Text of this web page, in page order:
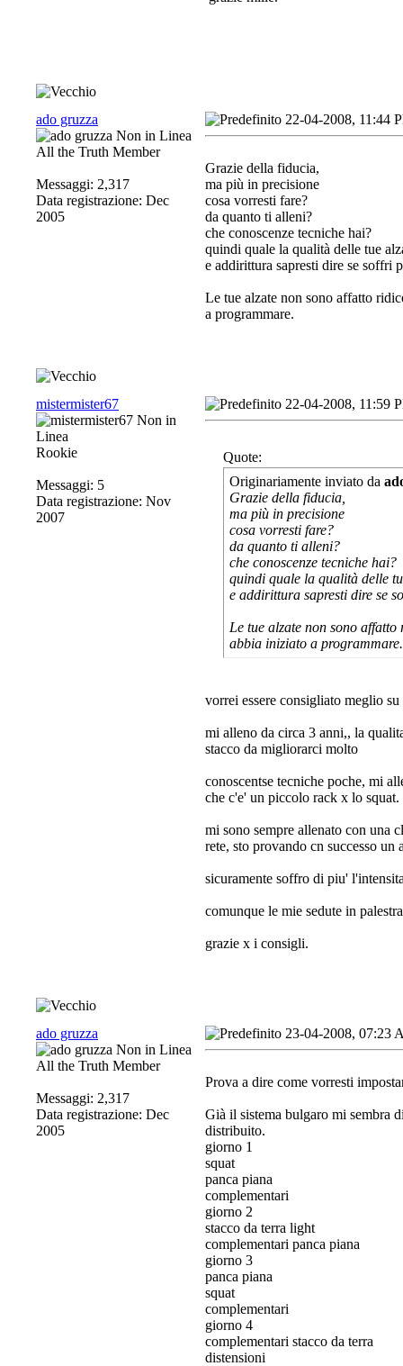
ado gruzza
All the Truth Member
Messaggi: 2,317
Data registrazione: Dec
2005
22-04-2008, 11:44
Grazie della fiducia,
ma più in precisione
cosa vorresti fare?
da quanto ti alleni?
che conoscenze tecniche hai?
quindi quale la qualità delle tue
e addirittura sapresti dire se soffri
Le tue alzate non sono affatto
a programmare.
mistermister67
Rookie
Messaggi: 5
Data registrazione: Nov
2007
22-04-2008, 11:59
Quote:
Originariamente inviato da
Grazie della fiducia,
ma più in precisione
cosa vorresti fare?
da quanto ti alleni?
che conoscenze tecniche hai?
quindi quale la qualità delle
e addirittura sapresti dire se
Le tue alzate non sono
abbia iniziato a programmare.
vorrei essere consigliato meglio
mi alleno da circa 3 anni,, la
stacco da migliorarci molto
conoscentse tecniche poche, mi
che c'e' un piccolo rack x lo squat.
mi sono sempre allenato con una
rete, sto provando cn successo
sicuramente soffro di piu'
comunque le mie sedute in
grazie x i consigli.
ado gruzza
All the Truth Member
Messaggi: 2,317
Data registrazione: Dec
2005
23-04-2008, 07:23
Prova a dire come vorresti
Già il sistema bulgaro mi sembra
distribuito.
giorno 1
squat
panca piana
complementari
giorno 2
stacco da terra light
complementari panca piana
giorno 3
panca piana
squat
complementari
giorno 4
complementari stacco da terra
distensioni